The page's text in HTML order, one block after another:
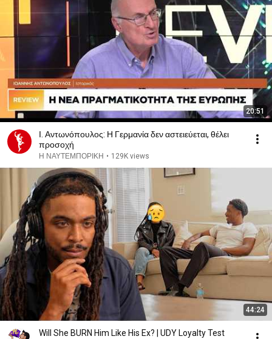
20:51
Ι. Αντωνόπουλος: Η Γερμανία δεν αστειεύεται, θέλει
προσοχή
Η ΝΑΥΤΕΜΠΟΡΙΚΗ • 129K views
44:24
Will She BURN Him Like His Ex? | UDY Loyalty Test